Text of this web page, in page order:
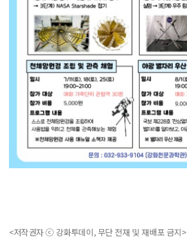
<저작권자 ⓒ 강화투데이, 무단 전재 및 재배포 금지>